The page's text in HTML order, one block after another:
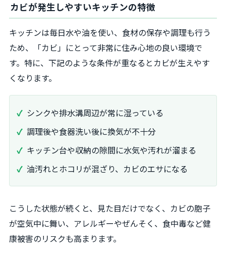
カビが発生しやすいキッチンの特徴
キッチンは毎日水や油を使い、食材の保存や調理も行う
ため、「カビ」にとって非常に住み心地の良い環境で
す。特に、下記のような条件が重なるとカビが生えやす
くなります。
シンクや排水溝周辺が常に湿っている
調理後や食器洗い後に換気が不十分
キッチン台や収納の隙間に水気や汚れが溜まる
油汚れとホコリが混ざり、カビのエサになる
こうした状態が続くと、見た目だけでなく、カビの胞子
が空気中に舞い、アレルギーやぜんそく、食中毒など健
康被害のリスクも高まります。